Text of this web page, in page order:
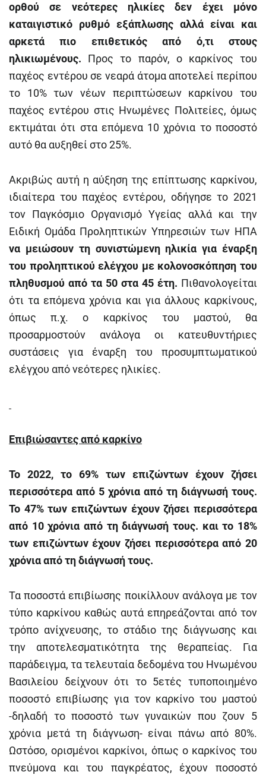
ορθού σε νεότερες ηλικίες δεν έχει μόνο
καταιγιστικό ρυθμό εξάπλωσης αλλά είναι και
αρκετά πιο επιθετικός από ό,τι στους
ηλικιωμένους. Προς το παρόν, ο καρκίνος του
παχέος εντέρου σε νεαρά άτομα αποτελεί περίπου
το 10% των νέων περιπτώσεων καρκίνου του
παχέος εντέρου στις Ηνωμένες Πολιτείες, όμως
εκτιμάται ότι στα επόμενα 10 χρόνια το ποσοστό
αυτό θα αυξηθεί στο 25%.
Ακριβώς αυτή η αύξηση της επίπτωσης καρκίνου,
ιδιαίτερα του παχέος εντέρου, οδήγησε το 2021
τον Παγκόσμιο Οργανισμό Υγείας αλλά και την
Ειδική Ομάδα Προληπτικών Υπηρεσιών των ΗΠΑ
να μειώσουν τη συνιστώμενη ηλικία για έναρξη
του προληπτικού ελέγχου με κολονοσκόπηση του
πληθυσμού από τα 50 στα 45 έτη. Πιθανολογείται
ότι τα επόμενα χρόνια και για άλλους καρκίνους,
όπως π.χ. ο καρκίνος του μαστού, θα
προσαρμοστούν ανάλογα οι κατευθυντήριες
συστάσεις για έναρξη του προσυμπτωματικού
ελέγχου από νεότερες ηλικίες.
Επιβιώσαντες από καρκίνο
Το 2022, το 69% των επιζώντων έχουν ζήσει
περισσότερα από 5 χρόνια από τη διάγνωσή τους.
Το 47% των επιζώντων έχουν ζήσει περισσότερα
από 10 χρόνια από τη διάγνωσή τους. και το 18%
των επιζώντων έχουν ζήσει περισσότερα από 20
χρόνια από τη διάγνωσή τους.
Τα ποσοστά επιβίωσης ποικίλλουν ανάλογα με τον
τύπο καρκίνου καθώς αυτά επηρεάζονται από τον
τρόπο ανίχνευσης, το στάδιο της διάγνωσης και
την αποτελεσματικότητα της θεραπείας. Για
παράδειγμα, τα τελευταία δεδομένα του Ηνωμένου
Βασιλείου δείχνουν ότι το 5ετές τυποποιημένο
ποσοστό επιβίωσης για τον καρκίνο του μαστού
-δηλαδή το ποσοστό των γυναικών που ζουν 5
χρόνια μετά τη διάγνωση- είναι πάνω από 80%.
Ωστόσο, ορισμένοι καρκίνοι, όπως ο καρκίνος του
πνεύμονα και του παγκρέατος, έχουν ποσοστό